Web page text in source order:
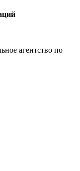
агентство по